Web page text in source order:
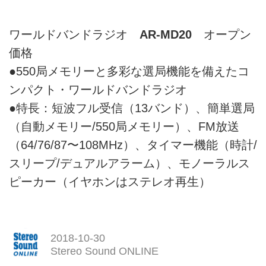
ワールドバンドラジオ AR-MD20 オープン
価格
●550局メモリーと多彩な選局機能を備えたコ
ンパクト・ワールドバンドラジオ
●特長：短波フル受信（13バンド）、簡単選局
（自動メモリー/550局メモリー）、FM放送
（64/76/87〜108MHz）、タイマー機能（時計/
スリープ/デュアルアラーム）、モノーラルス
ピーカー（イヤホンはステレオ再生）
2018-10-30
Stereo Sound ONLINE